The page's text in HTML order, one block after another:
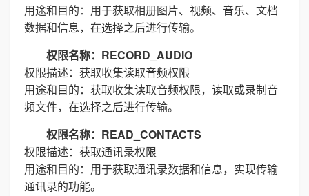
用途和目的：用于获取相册图片、视频、音乐、文档
数据和信息，在选择之后进行传输。
权限名称：RECORD_AUDIO
权限描述：获取收集读取音频权限
用途和目的：获取收集读取音频权限，读取或录制音
频文件，在选择之后进行传输。
权限名称：READ_CONTACTS
权限描述：获取通讯录权限
用途和目的：用于获取通讯录数据和信息，实现传输
通讯录的功能。